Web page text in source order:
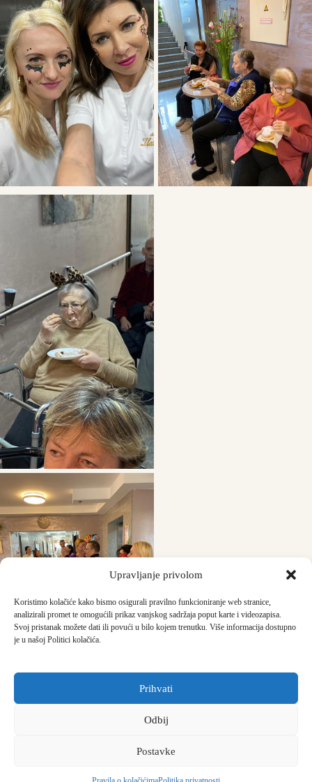
Upravljanje privolom
Koristimo kolačiće kako bismo osigurali pravilno funkcioniranje web stranice,
analizirali promet te omogućili prikaz vanjskog sadržaja poput karte i videozapisa.
Svoj pristanak možete dati ili povući u bilo kojem trenutku. Više informacija dostupno
je u našoj Politici kolačića.
Prihvati
Odbij
Postavke
privatnosti |Kolačići